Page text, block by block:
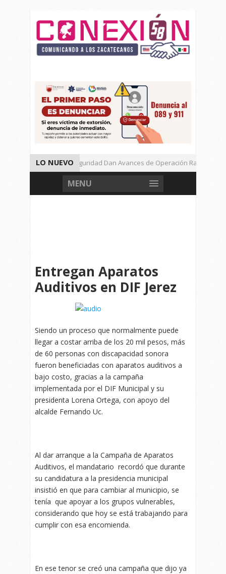
LO NUEVO
Autoridades de Seguridad Dan Avances de Operación Rastrillo.
Gran Festival de Música Electrónica en Festival Cultural de
MENU
Entregan Aparatos
Auditivos en DIF Jerez
Siendo un proceso que normalmente puede
llegar a costar arriba de los 20 mil pesos, más
de 60 personas con discapacidad sonora
fueron beneficiadas con aparatos auditivos a
bajo costo, gracias a la campaña
implementada por el DIF Municipal y su
presidenta Lorena Ortega, con apoyo del
alcalde Fernando Uc.
Al dar arranque a la Campaña de Aparatos
Auditivos, el mandatario recordó que durante
su candidatura a la presidencia municipal
insistió en que para cambiar al municipio, se
tenía que apoyar a los grupos vulnerables,
considerando que hoy se está trabajando para
cumplir con esa encomienda.
En ese tenor se creó una campaña que dijo ya